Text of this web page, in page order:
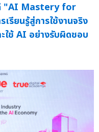
"AI Mastery for
รียนรู้สู่การใช้งานจริง
ใช้ AI อย่างรับผิดชอบ